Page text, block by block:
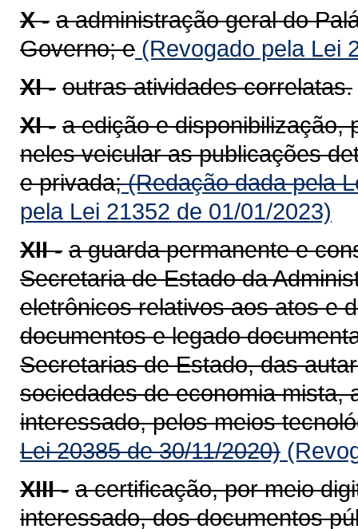
X - a administração geral do
Governo; e (Revogado pela Lei
XI - outras atividades correlatas.
XI - a edição e disponibilização,
neles veicular as publicações
e privada;(Redação dada pela
pela Lei 21352 de 01/01/2023)
XII - a guarda permanente e
Secretaria de Estado da
eletrônicos relativos aos atos e
documentos e legado
Secretarias de Estado, das
sociedades de economia mista,
interessado, pelos meios
Lei 20385 de 30/11/2020)
XIII - a certificação, por meio
interessado, dos documentos